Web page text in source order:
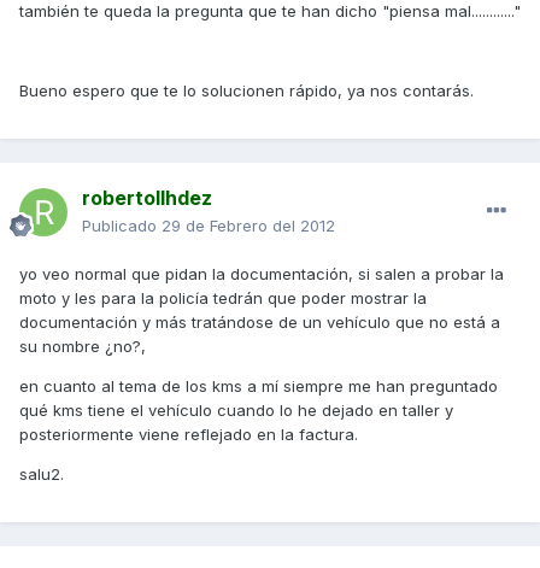
también te queda la pregunta que te han dicho "piensa mal............"
Bueno espero que te lo solucionen rápido, ya nos contarás.
robertollhdez
Publicado 29 de Febrero del 2012
yo veo normal que pidan la documentación, si salen a probar la
moto y les para la policía tedrán que poder mostrar la
documentación y más tratándose de un vehículo que no está a
su nombre ¿no?,
en cuanto al tema de los kms a mí siempre me han preguntado
qué kms tiene el vehículo cuando lo he dejado en taller y
posteriormente viene reflejado en la factura.
salu2.